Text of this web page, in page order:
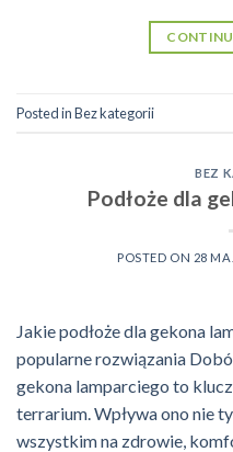
Posted inBez kategorii
BEZ
Podłoże dla
POSTED ON 28
Jakie podłoże dla gekona
popularne rozwiązania
gekona lamparciego to
terrarium. Wpływa ono nie
wszystkim na zdrowie,